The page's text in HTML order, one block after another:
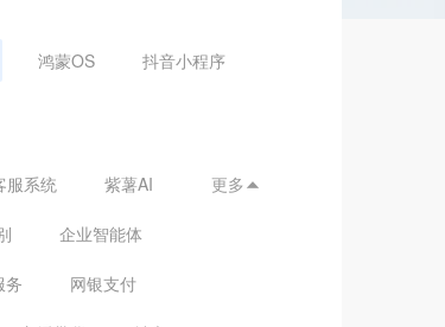
鸿蒙OS 抖音小程序
服系统 紫薯AI
企业智能体
务 网银支付
更多 